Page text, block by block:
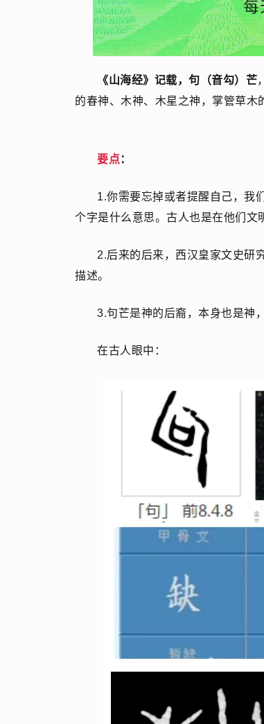
《山海经》记载，句（音勾）芒
的春神、木神、木星之神，掌管草木
要点：
1.你需要忘掉或者提醒自己，我
个字是什么意思。古人也是在他们文
2.后来的后来，西汉皇家文史研
描述。
3.句芒是神的后裔，本身也是
在古人眼中：